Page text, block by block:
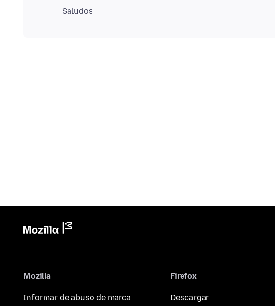
Mozilla
Informar de abuso de marca
Firefox
Descargar